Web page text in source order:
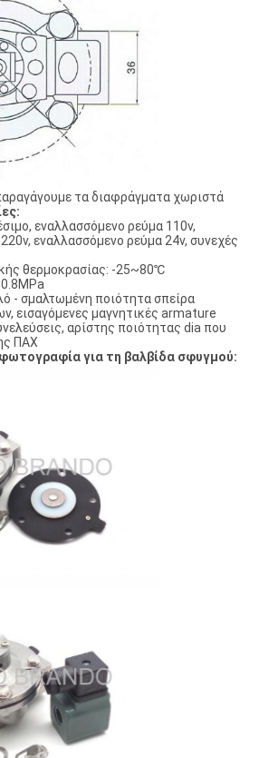
τα διαφράγματα χωριστά
εναλλασσόμενο ρεύμα 110v,
εναλλασσόμενο ρεύμα 24v, συνεχές
θερμοκρασίας: -25~80℃
- σμαλτωμένη ποιότητα σπείρα
εισαγόμενες μαγνητικές armature
αρίστης ποιότητας dia που
ΠΑΧ
για τη βαλβίδα σφυγμού: